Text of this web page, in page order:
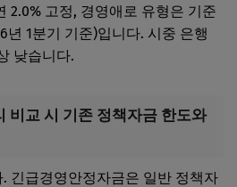
2.0% 고정, 경영애로 유형은 기준
년 1분기 기준)입니다. 시중 은행
낮습니다.
비교 시 기존 정책자금 한도와
긴급경영안정자금은 일반 정책자